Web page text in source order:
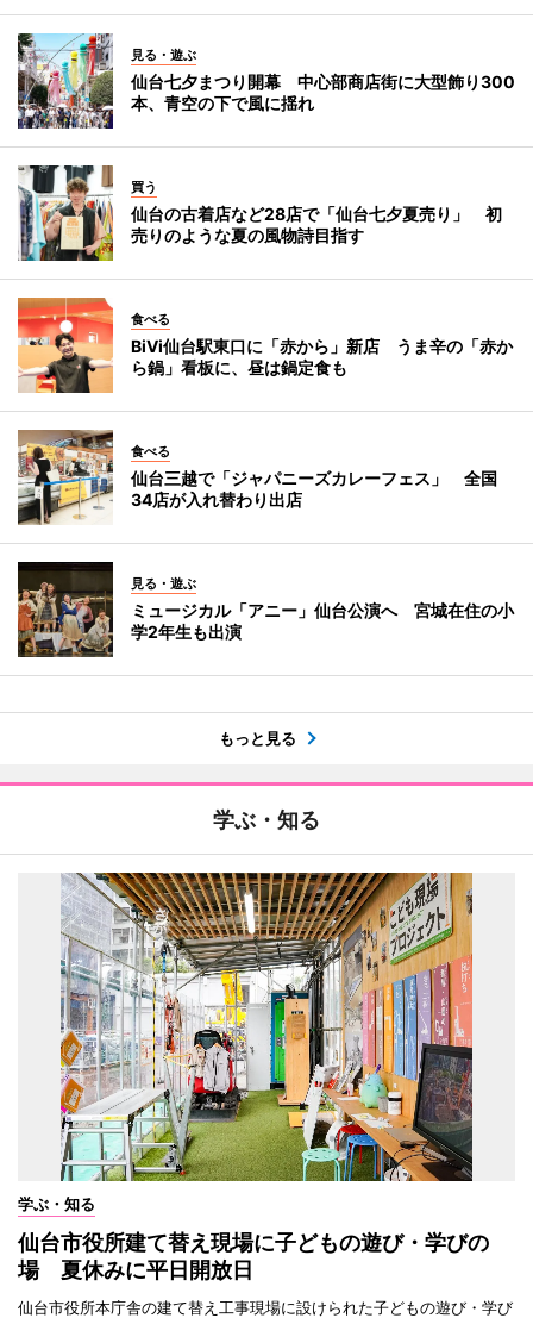
見る・遊ぶ
仙台七夕まつり開幕 中心部商店街に大型飾り300
本、青空の下で風に揺れ
買う
仙台の古着店など28店で「仙台七夕夏売り」 初
売りのような夏の風物詩目指す
食べる
BiVi仙台駅東口に「赤から」新店 うま辛の「赤か
ら鍋」看板に、昼は鍋定食も
食べる
仙台三越で「ジャパニーズカレーフェス」 全国
34店が入れ替わり出店
見る・遊ぶ
ミュージカル「アニー」仙台公演へ 宮城在住の小
学2年生も出演
もっと見る
学ぶ・知る
学ぶ・知る
仙台市役所建て替え現場に子どもの遊び・学びの
場 夏休みに平日開放日
仙台市役所本庁舎の建て替え工事現場に設けられた子どもの遊び・学び